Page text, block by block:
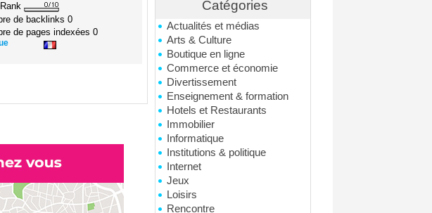
Catégories
Actualités et médias
Arts & Culture
Boutique en ligne
Commerce et économie
Divertissement
Enseignement & formation
Hotels et Restaurants
Immobilier
Informatique
Institutions & politique
Internet
Jeux
Loisirs
Rencontre
de backlinks0
de pages indexées0